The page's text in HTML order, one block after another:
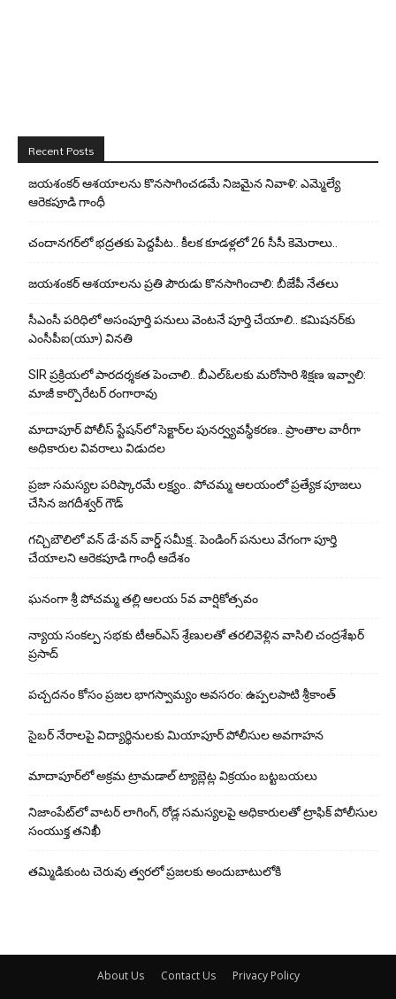
Recent Posts
జయశంకర్ ఆశయాలను కొనసాగించడమే నిజమైన నివాళి: ఎమ్మెల్యే
ఆరెక‌పూడి గాంధీ
చందానగర్‌లో భద్రతకు పెద్దపీట.. కీలక కూడళ్లలో 26 సీసీ కెమెరాలు..
జయశంకర్ ఆశయాలను ప్రతి పౌరుడు కొనసాగించాలి: బీజేపీ నేతలు
సీఎంసీ పరిధిలో అసంపూర్తి పనులు వెంటనే పూర్తి చేయాలి.. కమిషనర్‌కు
ఎంసీపీఐ(యూ) వినతి
SIR ప్రక్రియలో పారదర్శకత పెంచాలి.. బీఎల్ఓలకు మరోసారి శిక్షణ ఇవ్వాలి:
మాజీ కార్పొరేటర్ రంగారావు
మాదాపూర్ పోలీస్‌ స్టేషన్‌లో సెక్టార్‌ల పునర్వ్యవస్థీకరణ.. ప్రాంతాల వారీగా
అధికారుల వివరాలు విడుదల
ప్రజా సమస్యల పరిష్కారమే లక్ష్యం.. పోచమ్మ ఆలయంలో ప్రత్యేక పూజలు
చేసిన జగదీశ్వర్ గౌడ్
గచ్చిబౌలిలో వన్ డే-వన్ వార్డ్ సమీక్ష.. పెండింగ్ పనులు వేగంగా పూర్తి
చేయాలని ఆరెకపూడి గాంధీ ఆదేశం
ఘ‌నంగా శ్రీ పోచమ్మ త‌ల్లి ఆలయ 5వ వార్షికోత్సవం
న్యాయ సంక‌ల్ప స‌భ‌కు టీఆర్ఎస్ శ్రేణుల‌తో త‌ర‌లివెళ్లిన వాసిలి చంద్ర‌శేఖ‌ర్
ప్ర‌సాద్
పచ్చదనం కోసం ప్రజల భాగస్వామ్యం అవసరం: ఉప్పలపాటి శ్రీకాంత్
సైబర్ నేరాలపై విద్యార్థినులకు మియాపూర్ పోలీసుల అవగాహన
మాదాపూర్‌లో అక్రమ ట్రామడాల్ ట్యాబ్లెట్ల విక్రయం బట్టబయలు
నిజాంపేట్‌లో వాటర్ లాగింగ్, రోడ్ల సమస్యలపై అధికారులతో ట్రాఫిక్ పోలీసుల
సంయుక్త తనిఖీ
తమ్మిడికుంట చెరువు త్వరలో ప్రజలకు అందుబాటులోకి
About Us Contact Us Privacy Policy